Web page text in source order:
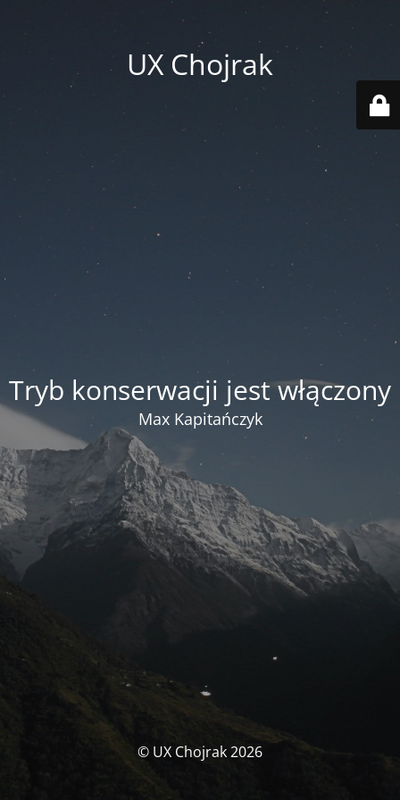
UX Chojrak
Tryb konserwacji jest włączony
Max Kapitańczyk
© UX Chojrak 2026